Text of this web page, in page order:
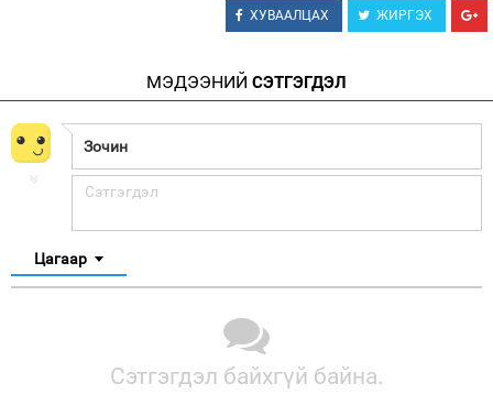
ХУВААЛЦАХ ЖИРГЭХ
МЭДЭЭНИЙ СЭТГЭГДЭЛ
Цагаар
Сэтгэгдэл байхгүй байна.